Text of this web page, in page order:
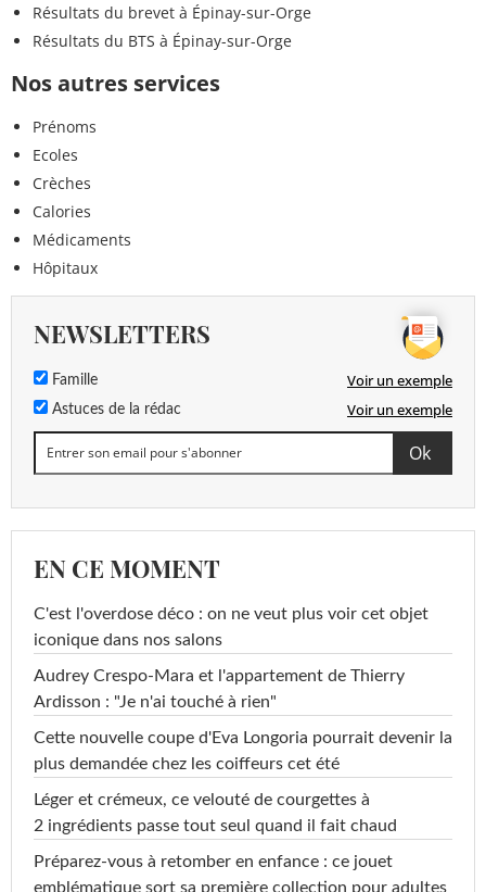
Résultats du brevet à Épinay-sur-Orge
Résultats du BTS à Épinay-sur-Orge
Nos autres services
Prénoms
Ecoles
Crèches
Calories
Médicaments
Hôpitaux
NEWSLETTERS
Famille Voir un exemple
Astuces de la rédac Voir un exemple
EN CE MOMENT
C'est l'overdose déco : on ne veut plus voir cet objet
iconique dans nos salons
Audrey Crespo-Mara et l'appartement de Thierry
Ardisson : "Je n'ai touché à rien"
Cette nouvelle coupe d'Eva Longoria pourrait devenir la
plus demandée chez les coiffeurs cet été
Léger et crémeux, ce velouté de courgettes à
2 ingrédients passe tout seul quand il fait chaud
Préparez-vous à retomber en enfance : ce jouet
emblématique sort sa première collection pour adultes